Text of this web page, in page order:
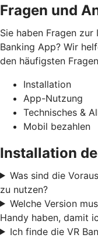
Fragen und
Sie haben Fragen
Banking App? Wir
den häufigsten
Installation
App-Nutzung
Technisches &
Mobil bezahlen
Installation
Was sind die
zu nutzen?
Welche Version
Handy haben, damit
Ich finde die VR